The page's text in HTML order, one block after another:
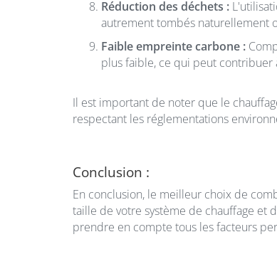
Réduction des déchets :
autrement tombés naturellement
Faible empreinte carbone :
plus faible, ce qui peut
Il est important de noter que le
respectant les réglementations
Conclusion :
En conclusion, le meilleur choix de
taille de votre système de chauffage et
prendre en compte tous les facteurs